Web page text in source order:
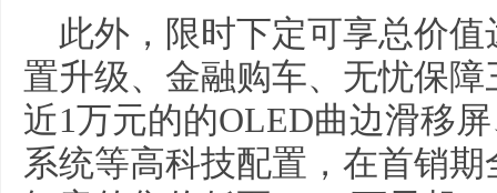
此外，限时下定可享总价
置升级、金融购车、无忧保
近1万元的的OLED曲边滑移
系统等高科技配置，在首销